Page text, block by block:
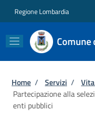
Regione Lombardia
Comune
Briciole di
Home / Servizi /
Partecipazione alla
enti pubblici